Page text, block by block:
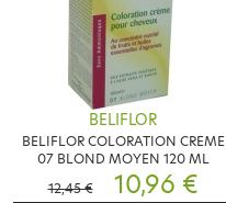
BELIFLOR
BELIFLOR COLORATION CREME
07 BLOND MOYEN 120 ML
12,45 €
10,96 €